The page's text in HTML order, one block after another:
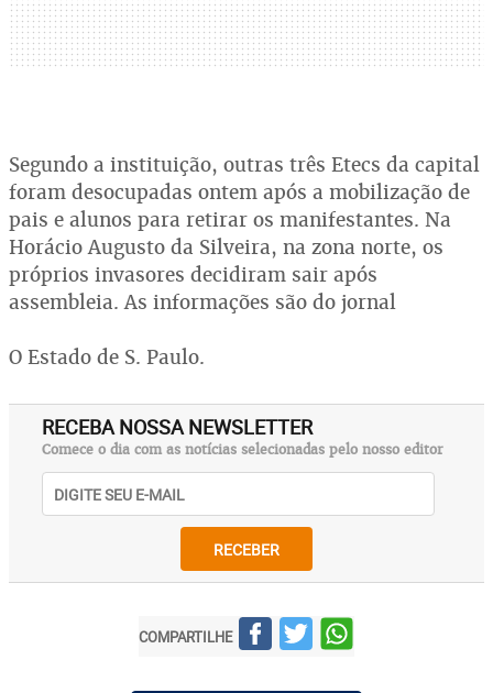
Segundo a instituição, outras três Etecs da capital
foram desocupadas ontem após a mobilização de
pais e alunos para retirar os manifestantes. Na
Horácio Augusto da Silveira, na zona norte, os
próprios invasores decidiram sair após
assembleia. As informações são do jornal
O Estado de S. Paulo.
RECEBA NOSSA NEWSLETTER
Comece o dia com as notícias selecionadas pelo nosso editor
RECEBER
COMPARTILHE